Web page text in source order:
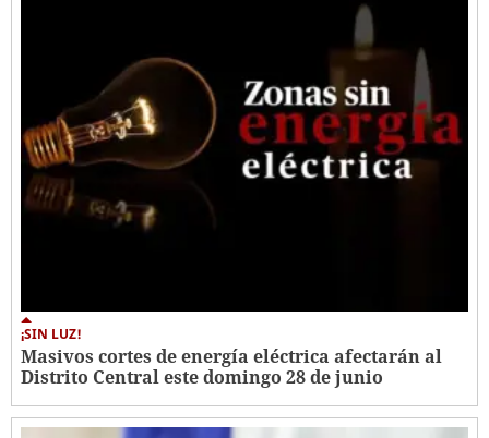
¡SIN LUZ!
Masivos cortes de energía eléctrica afectarán al
Distrito Central este domingo 28 de junio